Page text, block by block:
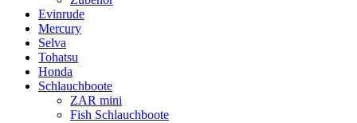
Evinrude
Mercury
Selva
Tohatsu
Honda
Schlauchboote
ZAR mini
Fish Schlauchboote